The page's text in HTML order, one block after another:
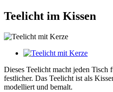
Teelicht im Kissen
Dieses Teelicht macht jeden Tisch
festlicher. Das Teelicht ist als
modelliert und bemalt.